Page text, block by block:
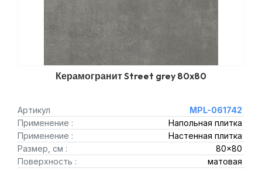
Керамогранит Street grey 80x80
Артикул
MPL-061742
Применение :
Напольная плитка
Применение :
Настенная плитка
Размер, см :
80x80
Поверхность :
матовая